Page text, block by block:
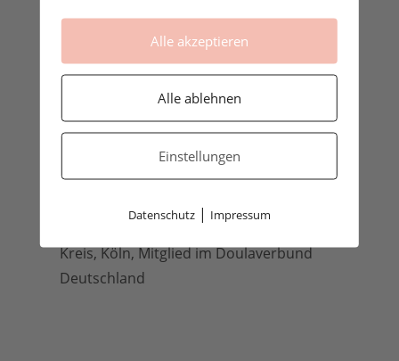
Carina Rosen, deine Doula und
Stillberaterin aus Lohmar, Rhein-Sieg-
Kreis, Köln, Mitglied im Doulaverbund
Deutschland
Alle akzeptieren
Alle ablehnen
Einstellungen
Datenschutz| Impressum